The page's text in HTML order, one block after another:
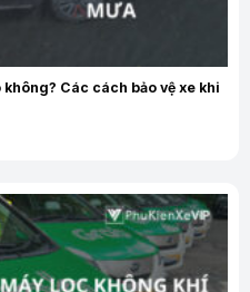
Các cách bảo vệ xe khi